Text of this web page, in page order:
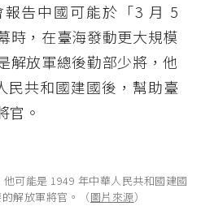
告中國可能於「3 月 5
時，在臺海發動更大規模
解放軍總後勤部少將，他
民共和國建國後，幫助臺
官。
可能是 1949 年中華人民共和國建國
解放軍將官。（圖片來源）